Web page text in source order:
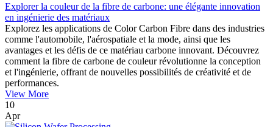
Explorer la couleur de la fibre de carbone: une élégante innovation
en ingénierie des matériaux
Explorez les applications de Color Carbon Fibre dans des industries
comme l'automobile, l'aérospatiale et la mode, ainsi que les
avantages et les défis de ce matériau carbone innovant. Découvrez
comment la fibre de carbone de couleur révolutionne la conception
et l'ingénierie, offrant de nouvelles possibilités de créativité et de
performances.
View More
10
Apr